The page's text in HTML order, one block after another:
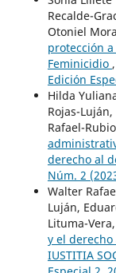
Recalde-
Otoniel
protección
Feminicidio ,
Edición
Hilda
Rojas-
Rafael-
derecho al
Núm. 2
Walter
Luján,
Lituma-Vera,
y el
IUSTITIA